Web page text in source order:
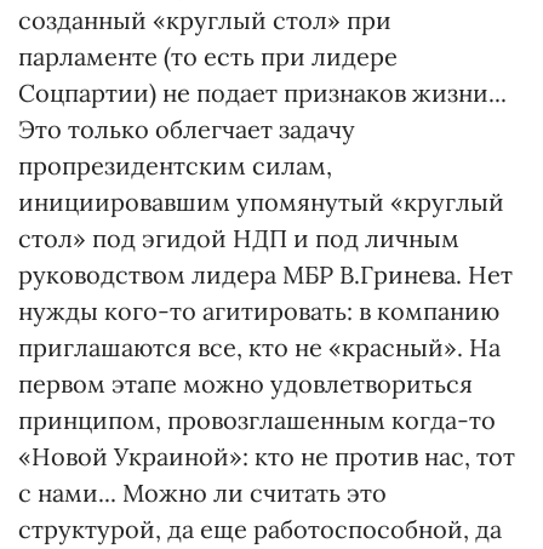
созданный «круглый стол» при
парламенте (то есть при лидере
Соцпартии) не подает признаков жизни...
Это только облегчает задачу
пропрезидентским силам,
инициировавшим упомянутый «круглый
стол» под эгидой НДП и под личным
руководством лидера МБР В.Гринева. Нет
нужды кого-то агитировать: в компанию
приглашаются все, кто не «красный». На
первом этапе можно удовлетвориться
принципом, провозглашенным когда-то
«Новой Украиной»: кто не против нас, тот
с нами... Можно ли считать это
структурой, да еще работоспособной, да